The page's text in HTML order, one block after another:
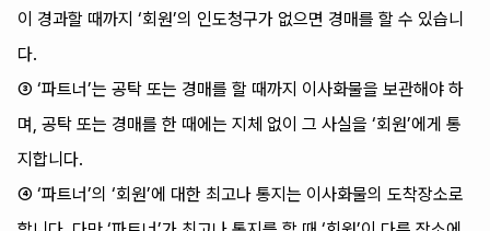
이 경과할 때까지 ‘회원’의 인도청구가 없으면 경매를 할 수 있습니
다.
③ ‘파트너’는 공탁 또는 경매를 할 때까지 이사화물을 보관해야 하
며, 공탁 또는 경매를 한 때에는 지체 없이 그 사실을 ‘회원’에게 통
지합니다.
④ ‘파트너’의 ‘회원’에 대한 최고나 통지는 이사화물의 도착장소로